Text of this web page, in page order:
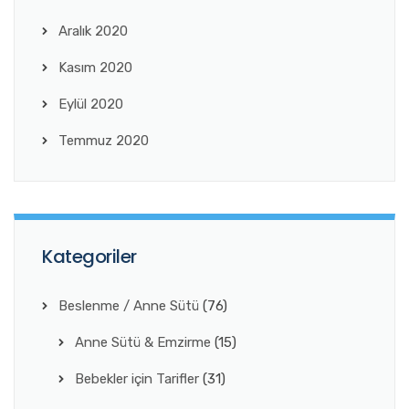
Aralık 2020
Kasım 2020
Eylül 2020
Temmuz 2020
Kategoriler
Beslenme / Anne Sütü (76)
Anne Sütü & Emzirme (15)
Bebekler için Tarifler (31)